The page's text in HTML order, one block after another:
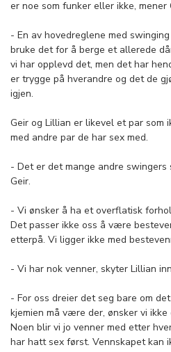
er noe som funker eller ikke, mener
- En av hovedreglene med
bruke det for å berge et allerede
vi har opplevd det, men det har
er trygge på hverandre og det de
igjen.
Geir og Lillian er likevel et par som
med andre par de har sex med.
- Det er det mange andre swingers
Geir.
- Vi ønsker å ha et overflatisk
Det passer ikke oss å være
etterpå. Vi ligger ikke med
- Vi har nok venner, skyter Lillian
- For oss dreier det seg bare om
kjemien må være der, ønsker vi
Noen blir vi jo venner med etter
har hatt sex først. Vennskapet kan